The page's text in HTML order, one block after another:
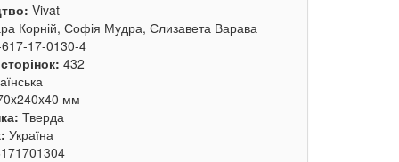
Vivat
Корній, Софія Мудра, Єлизавета Варава
17-0130-4
сторінок:432
мм
Тверда
Україна